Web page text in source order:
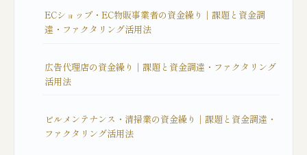
ECショップ・EC物販事業者の資金繰り｜課題と資金調
達・ファクタリング活用法
広告代理店の資金繰り｜課題と資金調達・ファクタリング
活用法
ビルメンテナンス・清掃業の資金繰り｜課題と資金調達・
ファクタリング活用法